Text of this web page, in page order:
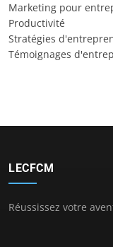
Marketing pour
Productivité
Stratégies
Témoignages
LECFCM
Réussissez votre